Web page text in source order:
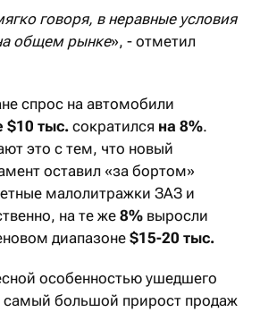
говоря, в неравные условия
общем рынке», - отметил
спрос на автомобили
$10 тыс. сократился на 8%.
это с тем, что новый
оставил «за бортом»
малолитражки ЗАЗ и
на те же 8% выросли
диапазоне $15-20 тыс.
особенностью ушедшего
самый большой прирост продаж